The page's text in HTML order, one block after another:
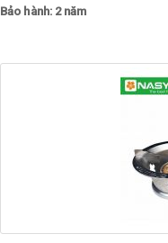
Bảo hành: 2 năm